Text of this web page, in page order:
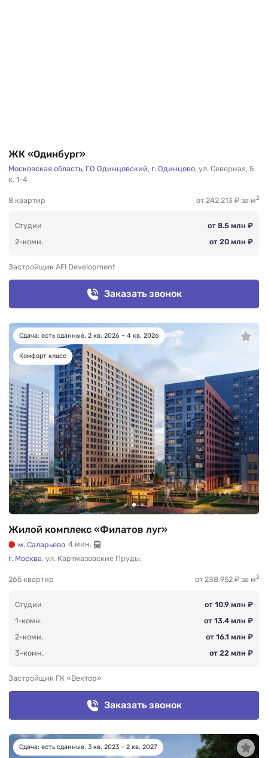
ЖК «Одинбург»
Московская область, ГО Одинцовский, г. Одинцово, ул. Северная, 5
к. 1-4
8 квартир от 242 213 ₽ за м2
Студии
от 8.5 млн ₽
2-комн.
от 20 млн ₽
Застройщик AFI Development
Заказать звонок
Жилой комплекс «Филатов луг»
м. Саларьево 4 мин.
г. Москва, ул. Картмазовские Пруды,
265 квартир от 238 952 ₽ за м2
Студии
от 10.9 млн ₽
1-комн.
от 13.4 млн ₽
2-комн.
от 16.1 млн ₽
3-комн.
от 22 млн ₽
Застройщик ГК «Вектор»
Заказать звонок
Сдача: есть сданные, 2 кв. 2026 – 4 кв. 2026
Комфорт класс
Сдача: есть сданные, 3 кв. 2023 – 2 кв. 2027